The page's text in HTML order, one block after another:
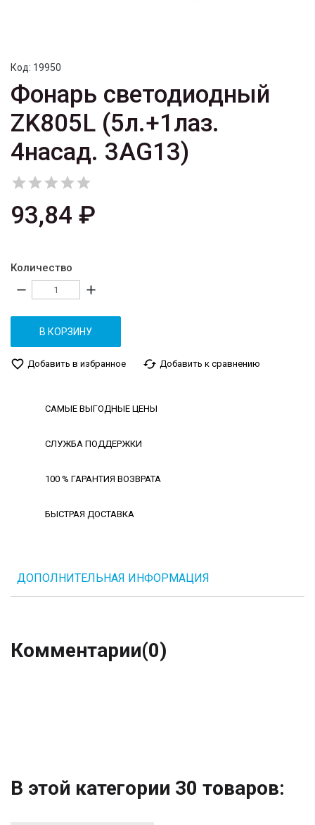
Код: 19950
Фонарь светодиодный
ZK805L (5л.+1лаз.
4насад. 3АG13)

93,84 ₽
Количество
remove add
В КОРЗИНУ
favorite_border Добавить в избранное cached Добавить к сравнению
САМЫЕ ВЫГОДНЫЕ ЦЕНЫ
СЛУЖБА ПОДДЕРЖКИ
100 % ГАРАНТИЯ ВОЗВРАТА
БЫСТРАЯ ДОСТАВКА
ДОПОЛНИТЕЛЬНАЯ ИНФОРМАЦИЯ
Комментарии(0)
В этой категории 30 товаров: